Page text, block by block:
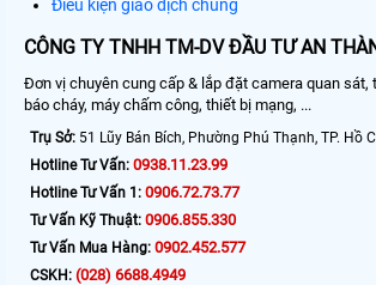
Điều kiện giao dịch chung
CÔNG TY TNHH TM-DV ĐẦU TƯ AN
Đơn vị chuyên cung cấp & lắp đặt camera quan sát,
báo cháy, máy chấm công, thiết bị mạng, ...
Trụ Sở: 51 Lũy Bán Bích, Phường Phú Thạnh, TP. Hồ
Hotline Tư Vấn: 0938.11.23.99
Hotline Tư Vấn 1: 0906.72.73.77
Tư Vấn Kỹ Thuật: 0906.855.330
Tư Vấn Mua Hàng: 0902.452.577
CSKH: (028) 6688.4949